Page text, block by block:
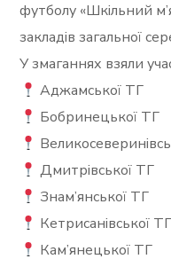
футболу «Шкільний
закладів загальної
У змаганнях взяли
Аджамської ТГ
Бобринецької ТГ
Дмитрівської ТГ
Знам’янської ТГ
Кетрисанівської ТГ
Кам’янецької ТГ